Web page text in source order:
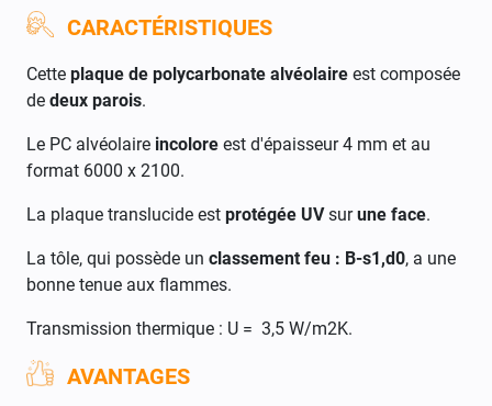
CARACTÉRISTIQUES
Cette plaque de polycarbonate alvéolaire est composée
de deux parois.
Le PC alvéolaire incolore est d'épaisseur 4 mm et au
format 6000 x 2100.
La plaque translucide est protégée UVsurune face.
La tôle, qui possède un classement feu : B-s1,d0, a une
bonne tenue aux flammes.
Transmission thermique : U = 3,5 W/m2K.
AVANTAGES